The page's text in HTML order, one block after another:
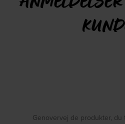
Genovervej de produkter,